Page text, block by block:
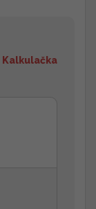
Kalkulačka